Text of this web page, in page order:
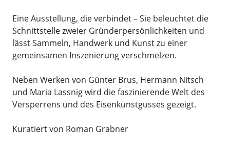
Eine Ausstellung, die verbindet – Sie beleuchtet die
Schnittstelle zweier Gründerpersönlichkeiten und
lässt Sammeln, Handwerk und Kunst zu einer
gemeinsamen Inszenierung verschmelzen.
Neben Werken von Günter Brus, Hermann Nitsch
und Maria Lassnig wird die faszinierende Welt des
Versperrens und des Eisenkunstgusses gezeigt.
Kuratiert von Roman Grabner